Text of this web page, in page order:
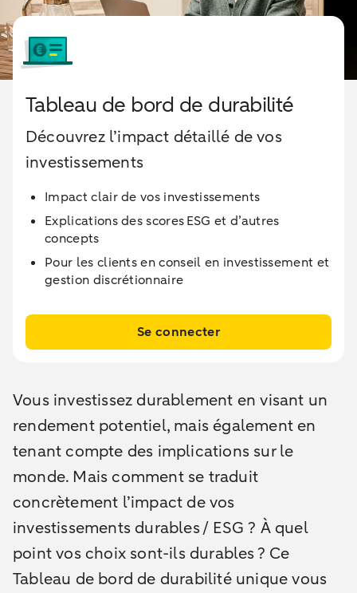
Tableau de bord de durabilité
Découvrez l’impact détaillé de vos
investissements
Impact clair de vos investissements
Explications des scores ESG et d’autres
concepts
Pour les clients en conseil en investissement et
gestion discrétionnaire
Se connecter
Vous investissez durablement en visant un
rendement potentiel, mais également en
tenant compte des implications sur le
monde. Mais comment se traduit
concrètement l’impact de vos
investissements durables / ESG ? À quel
point vos choix sont-ils durables ? Ce
Tableau de bord de durabilité unique vous